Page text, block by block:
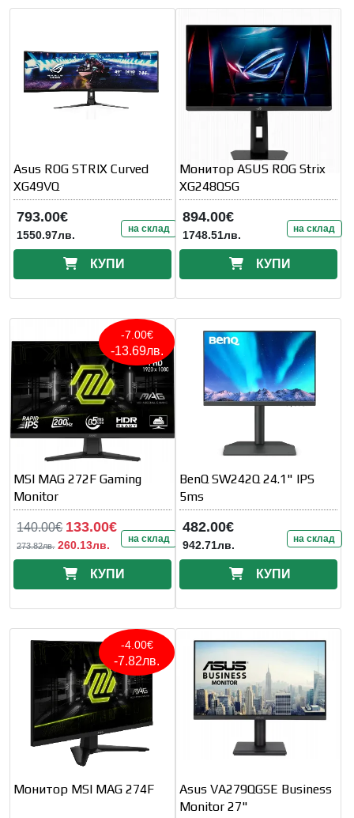
Asus ROG STRIX Curved
XG49VQ
793.00€
1550.97лв. на склад
КУПИ
Монитор ASUS ROG Strix
XG248QSG
894.00€
1748.51лв. на склад
КУПИ
-7.00€
-13.69лв.
MSI MAG 272F Gaming
Monitor
140.00€ 133.00€
273.82лв. 260.13лв. на склад
КУПИ
BenQ SW242Q 24.1" IPS
5ms
482.00€
942.71лв. на склад
КУПИ
-4.00€
-7.82лв.
Монитор MSI MAG 274F
Asus VA279QGSE Business
Monitor 27"